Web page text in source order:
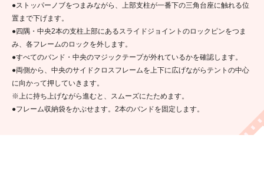
●ストッパーノブをつまみながら、上部支柱が一番下の三角台座に触れる位
置まで下げます。
●四隅・中央2本の支柱上部にあるスライドジョイントのロックピンをつま
み、各フレームのロックを外します。
●すべてのバンド・中央のマジックテープが外れているかを確認します。
●両側から、中央のサイドクロスフレームを上下に広げながらテントの中心
に向かって押していきます。
※上に持ち上げながら進むと、スムーズにたためます。
●フレーム収納袋をかぶせます。2本のバンドを固定します。